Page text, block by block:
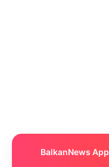
BalkanNews App